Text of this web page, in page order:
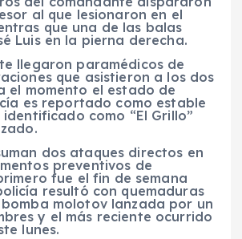
al que lesionaron en el
que una de las balas
Luis en la pierna derecha.
llegaron paramédicos de
que asistieron a los dos
el momento el estado de
es reportado como estable
como “El Grillo”
dos ataques directos en
preventivos de
fue el fin de semana
resultó con quemaduras
molotov lanzada por un
y el más reciente ocurrido
lunes.